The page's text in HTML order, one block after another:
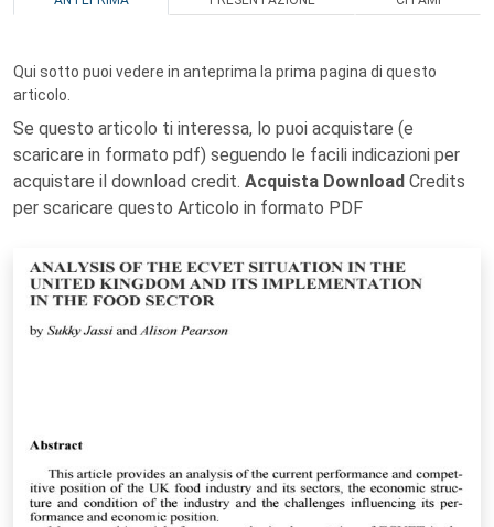
Qui sotto puoi vedere in anteprima la prima pagina di questo
articolo.
Se questo articolo ti interessa, lo puoi acquistare (e
scaricare in formato pdf) seguendo le facili indicazioni per
acquistare il download credit. Acquista Download Credits
per scaricare questo Articolo in formato PDF